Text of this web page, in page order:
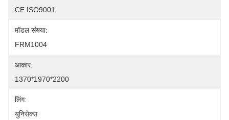
CE ISO9001
मॉडल संख्या:
FRM1004
आकार:
1370*1970*2200
लिंग:
युनिसेक्स